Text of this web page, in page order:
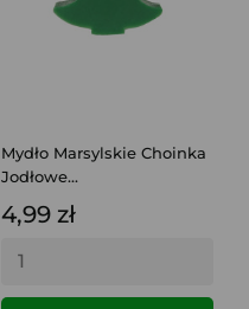
Mydło Marsylskie Choinka
Jodłowe...
4,99 zł